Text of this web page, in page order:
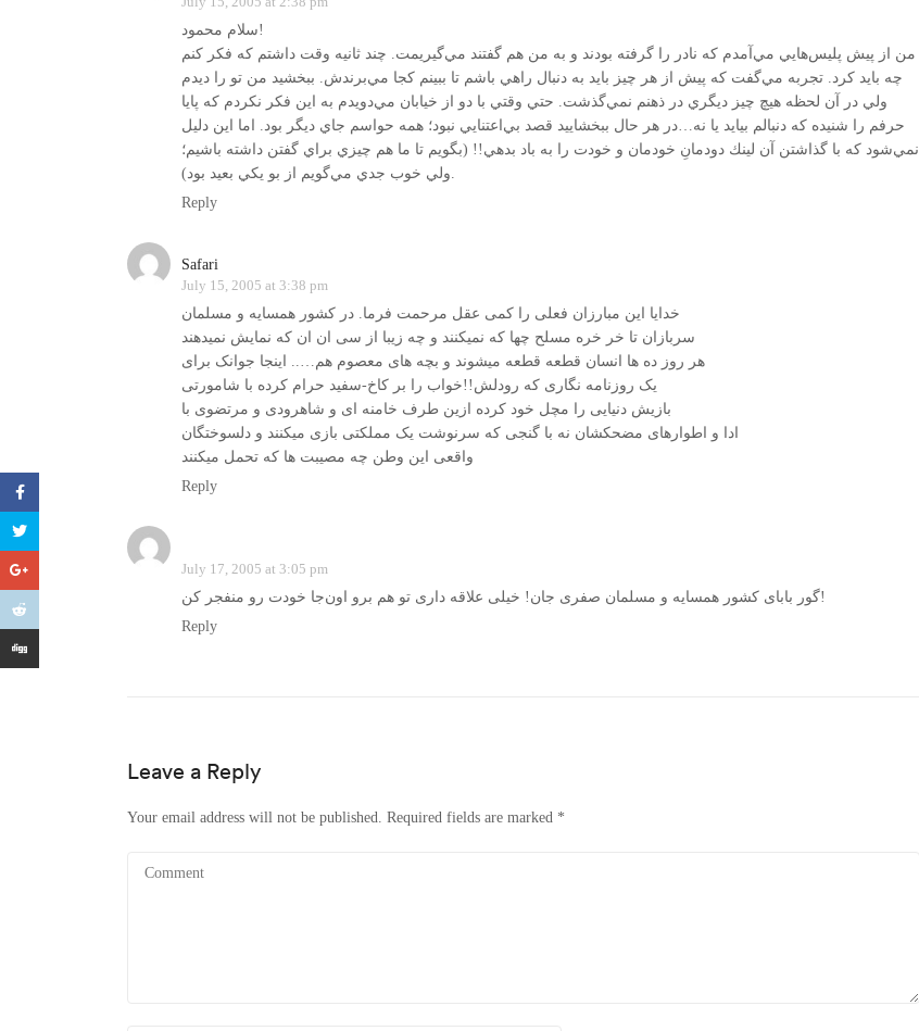
سلام محمود!
من از پيش پليس‌هايي مي‌آمدم كه نادر را گرفته بودند و به من هم گفتند مي‌گيريمت. چند ثانيه وقت داشتم كه فكر كنم
چه بايد كرد. تجربه مي‌گفت كه پيش از هر چيز بايد به دنبال راهي باشم تا ببينم كجا مي‌برندش. ببخشيد من تو را ديدم
ولي در آن لحظه هيچ چيز ديگري در ذهنم نمي‌گذشت. حتي وقتي با دو از خيابان مي‌دويدم به اين فكر نكردم كه پايا
حرفم را شنيده كه دنبالم بيايد يا نه…در هر حال ببخشاييد قصد بي‌اعتنايي نبود؛ همه حواسم جاي ديگر بود. اما اين دليل
نمي‌شود كه با گذاشتن آن لينك دودمانِ خودمان و خودت را به باد بدهي!! (بگويم تا ما هم چيزي براي گفتن داشته باشيم؛
ولي خوب جدي مي‌گويم از بو يكي بعيد بود).
Reply
Safari
July 15, 2005 at 3:38 pm
خدایا این مبارزان فعلی را کمی عقل مرحمت فرما. در کشور همسایه و مسلمان
سربازان تا خر خره مسلح چها که نمیکنند و چه زیبا از سی ان ان که نمایش نمیدهند
هر روز ده ها انسان قطعه قطعه میشوند و بچه های معصوم هم….. اینجا جوانک برای
یک روزنامه نگاری که رودلش!!خواب را بر کاخ-سفید حرام کرده با شامورتی
بازیش دنیایی را مچل خود کرده ازین طرف خامنه ای و شاهرودی و مرتضوی با
ادا و اطوارهای مضحکشان نه با گنجی که سرنوشت یک مملکتی بازی میکنند و دلسوختگان
واقعی این وطن چه مصیبت ها که تحمل میکنند
Reply
July 17, 2005 at 3:05 pm
گور بابای کشور همسایه و مسلمان صفری جان! خیلی علاقه داری تو هم برو اون‌جا خودت رو منفجر کن!
Reply
Leave a Reply
Your email address will not be published. Required fields are marked *